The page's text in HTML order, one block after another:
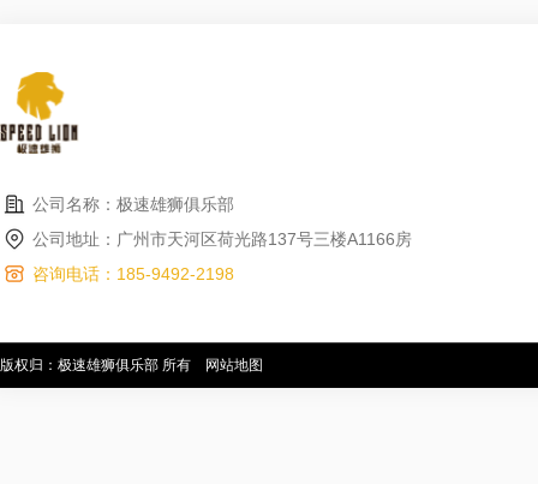
公司名称：极速雄狮俱乐部
公司地址：广州市天河区荷光路137号三楼A1166房
咨询电话：185-9492-2198
版权归：极速雄狮俱乐部 所有 网站地图